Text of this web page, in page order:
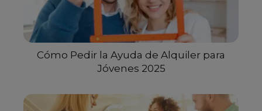
Cómo Pedir la Ayuda de Alquiler para
Jóvenes 2025